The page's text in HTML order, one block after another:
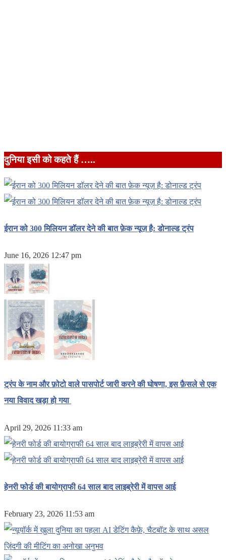
दुनिया इसी को कहते हैं …..
ईरान को 300 मिलियन डॉलर देने की बात फ़ेक न्यूज़ है: डोनाल्ड ट्रंप
June 16, 2026 12:47 pm
ट्रंप के नाम और फ़ोटो वाले पासपोर्ट जारी करने की घोषणा, इस फ़ैसले से एक
नया विवाद खड़ा हो गया
April 29, 2026 11:33 am
हेनरी फोर्ड की बायोग्राफी 64 साल बाद लाइब्रेरी में वापस आई
February 23, 2026 11:53 am